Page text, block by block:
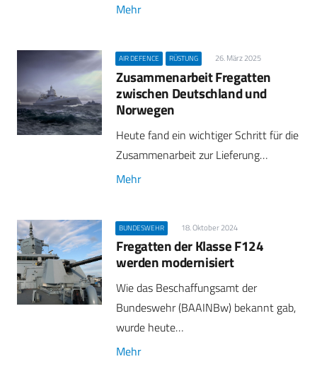
Mehr
AIR DEFENCE RÜSTUNG 26. März 2025
Zusammenarbeit Fregatten
zwischen Deutschland und
Norwegen
Heute fand ein wichtiger Schritt für die
Zusammenarbeit zur Lieferung…
Mehr
BUNDESWEHR 18. Oktober 2024
Fregatten der Klasse F124
werden modernisiert
Wie das Beschaffungsamt der
Bundeswehr (BAAINBw) bekannt gab,
wurde heute…
Mehr